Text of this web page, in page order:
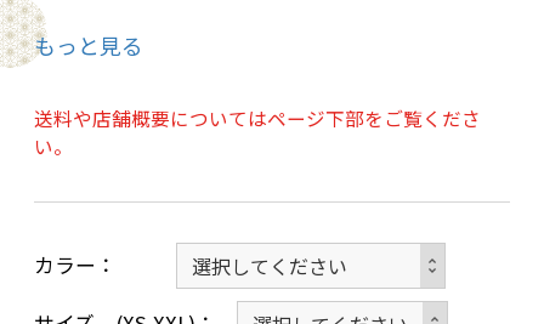
3.サイズ（型） 男性用1,2,3,4,5 女性用
1,2,3,4,5,6,7,8 型
を「ご注文画面」の「お問い合わせ」欄にご入
力ください。
※角帯や帯は含んでおりません。
ご了承ください。
もっと見る
送料や店舗概要についてはページ下部をご覧くださ
い。
カラー